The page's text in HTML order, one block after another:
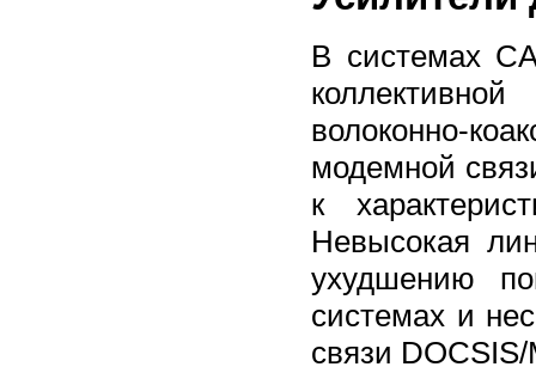
В системах
волоконно-
модемной
к
Невысокая
ухудшению
системах и
связи